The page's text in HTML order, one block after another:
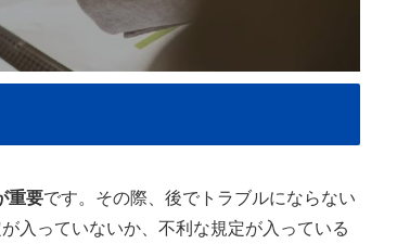
重要です。その際、後でトラブルにならない
入っていないか、不利な規定が入っている